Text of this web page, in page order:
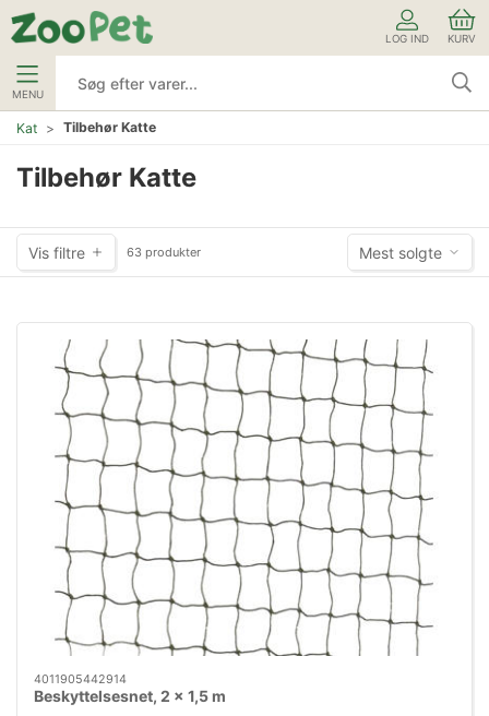
LOG IND KURV
MENU
Kat Tilbehør Katte
Tilbehør Katte
Vis filtre 63 produkter Mest solgte
4011905442914
Beskyttelsesnet, 2 x 1,5 m